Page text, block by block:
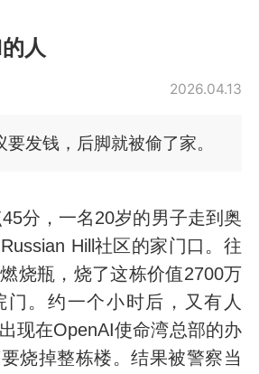
人
2026.04.13
发钱，后脚就被偷了家。
分，一名20岁的男子走到奥
Hill社区的家门口。往
烧瓶，烧了这栋价值2700万
门。约一个小时后，又有人
现在OpenAI使命湾总部的办
烧掉整栋楼。结果被警察当